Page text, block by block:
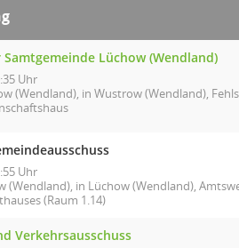
Samtgemeinde Lüchow (Wendland)
Uhr
(Wendland), in Wustrow (Wendland),
Uhr
(Wendland), in Lüchow (Wendland),
(Raum 1.14)
Verkehrsausschuss